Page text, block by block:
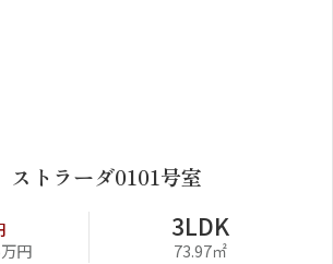
トラーダ0101号室
円
3LDK
73.97㎡